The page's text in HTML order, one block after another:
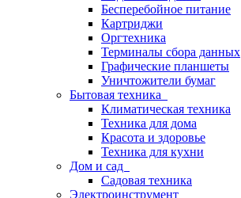
Бесперебойное питание
Картриджи
Оргтехника
Терминалы сбора данных
Графические планшеты
Уничтожители бумаг
Бытовая техника
Климатическая техника
Техника для дома
Красота и здоровье
Техника для кухни
Дом и сад
Садовая техника
Электроинструмент